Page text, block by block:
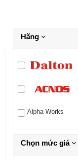
Hãng
Alpha Works
Chọn mức giá